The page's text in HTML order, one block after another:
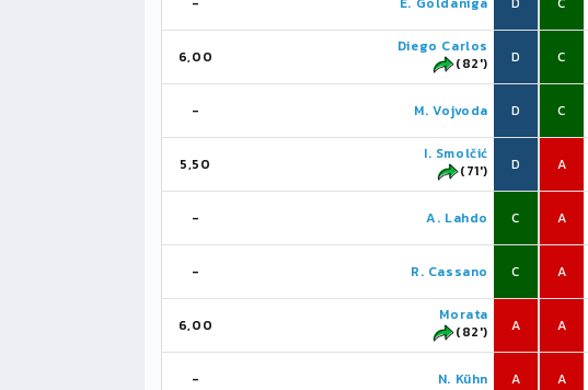
6,00
Diego Carlos
(82')
D
- M. Vojvoda D
5,50
I. Smolčić
(71')
D
- A. Lahdo C
- R. Cassano C
6,00
Morata
(82')
A
- N. Kühn A
C
C
A
A
A
A
A